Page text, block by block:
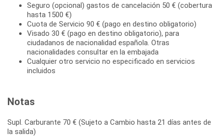
Seguro (opcional) gastos de cancelación 50 € (cobertura
hasta 1500 €)
Cuota de Servicio 90 € (pago en destino obligatorio)
Visado 30 € (pago en destino obligatorio), para
ciudadanos de nacionalidad española. Otras
nacionalidades consultar en la embajada
Cualquier otro servicio no especificado en servicios
incluidos
Notas
Supl. Carburante 70 € (Sujeto a Cambio hasta 21 días antes de
la salida)